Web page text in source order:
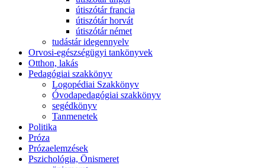
útiszótár francia
útiszótár horvát
útiszótár német
tudástár idegennyelv
Orvosi-egészségügyi tankönyvek
Otthon, lakás
Pedagógiai szakkönyv
Logopédiai Szakkönyv
Óvodapedagógiai szakkönyv
segédkönyv
Tanmenetek
Politika
Próza
Prózaelemzések
Pszichológia, Önismeret